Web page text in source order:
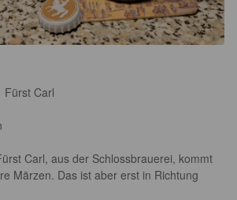
Fürst Carl
Carl, aus der Schlossbrauerei, kommt
Märzen. Das ist aber erst in Richtung